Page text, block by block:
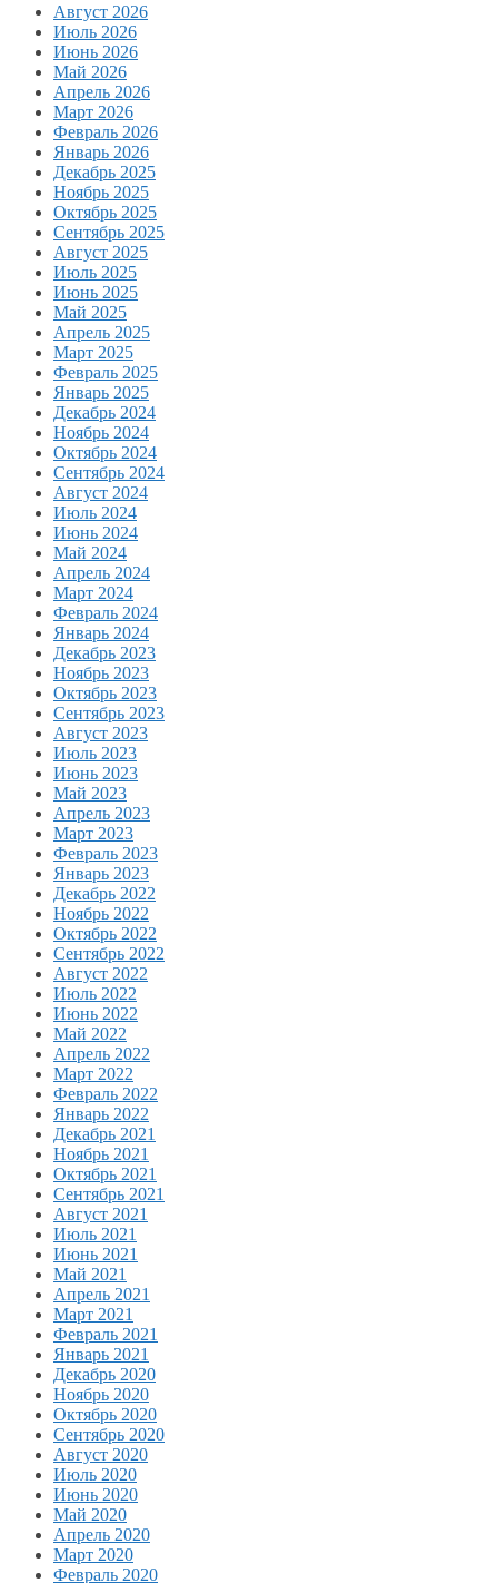
Август 2026
Июль 2026
Июнь 2026
Май 2026
Апрель 2026
Март 2026
Февраль 2026
Январь 2026
Декабрь 2025
Ноябрь 2025
Октябрь 2025
Сентябрь 2025
Август 2025
Июль 2025
Июнь 2025
Май 2025
Апрель 2025
Март 2025
Февраль 2025
Январь 2025
Декабрь 2024
Ноябрь 2024
Октябрь 2024
Сентябрь 2024
Август 2024
Июль 2024
Июнь 2024
Май 2024
Апрель 2024
Март 2024
Февраль 2024
Январь 2024
Декабрь 2023
Ноябрь 2023
Октябрь 2023
Сентябрь 2023
Август 2023
Июль 2023
Июнь 2023
Май 2023
Апрель 2023
Март 2023
Февраль 2023
Январь 2023
Декабрь 2022
Ноябрь 2022
Октябрь 2022
Сентябрь 2022
Август 2022
Июль 2022
Июнь 2022
Май 2022
Апрель 2022
Март 2022
Февраль 2022
Январь 2022
Декабрь 2021
Ноябрь 2021
Октябрь 2021
Сентябрь 2021
Август 2021
Июль 2021
Июнь 2021
Май 2021
Апрель 2021
Март 2021
Февраль 2021
Январь 2021
Декабрь 2020
Ноябрь 2020
Октябрь 2020
Сентябрь 2020
Август 2020
Июль 2020
Июнь 2020
Май 2020
Апрель 2020
Март 2020
Февраль 2020